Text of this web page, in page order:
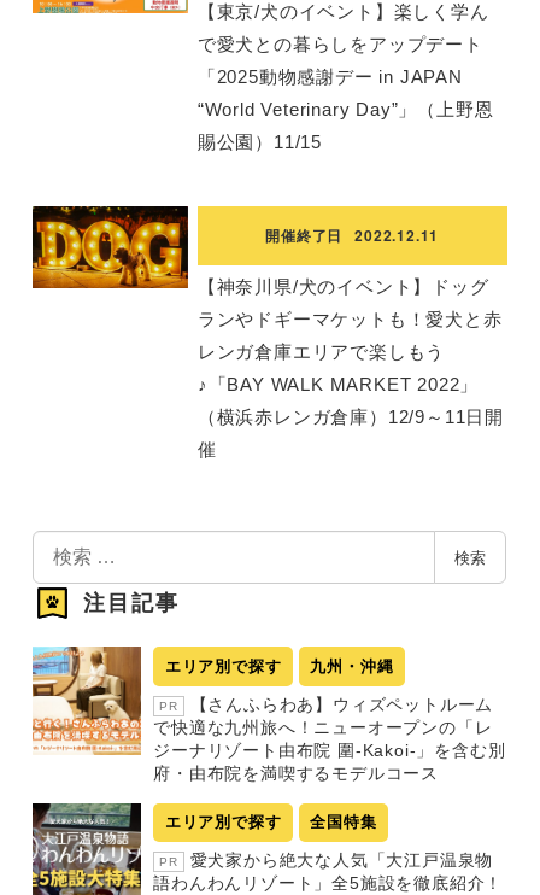
【東京/犬のイベント】楽しく学ん
で愛犬との暮らしをアップデート
「2025動物感謝デー in JAPAN
“World Veterinary Day”」（上野恩
賜公園）11/15
開催終了日 2022.12.11
【神奈川県/犬のイベント】ドッグ
ランやドギーマケットも！愛犬と赤
レンガ倉庫エリアで楽しもう
♪「BAY WALK MARKET 2022」
（横浜赤レンガ倉庫）12/9～11日開
催
索
検索
注目記事
エリア別で探す 九州・沖縄
PR
【さんふらわあ】ウィズペットルーム
で快適な九州旅へ！ニューオープンの「レ
ジーナリゾート由布院 圍-Kakoi-」を含む別
府・由布院を満喫するモデルコース
エリア別で探す 全国特集
PR
愛犬家から絶大な人気「大江戸温泉物
語わんわんリゾート」全5施設を徹底紹介！